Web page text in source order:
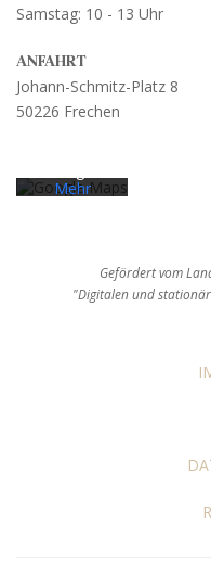
Samstag: 10 - 13 Uhr
ANFAHRT
Johann-Schmitz-Platz 8
50226 Frechen
Mit dem
Karte
akzeptieren
Sie die
Datenschut
Mehr
Gefördert vom
"Digitalen und